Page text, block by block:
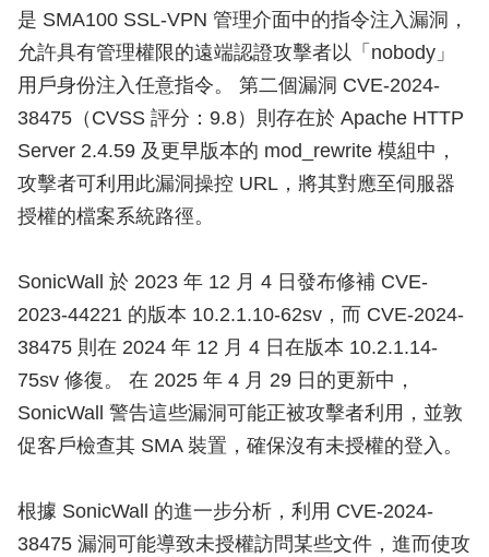
是 SMA100 SSL-VPN 管理介面中的指令注入漏洞，
允許具有管理權限的遠端認證攻擊者以「nobody」
用戶身份注入任意指令。 第二個漏洞 CVE-2024-
38475（CVSS 評分：9.8）則存在於 Apache HTTP
Server 2.4.59 及更早版本的 mod_rewrite 模組中，
攻擊者可利用此漏洞操控 URL，將其對應至伺服器
授權的檔案系統路徑。
SonicWall 於 2023 年 12 月 4 日發布修補 CVE-
2023-44221 的版本 10.2.1.10-62sv，而 CVE-2024-
38475 則在 2024 年 12 月 4 日在版本 10.2.1.14-
75sv 修復。 在 2025 年 4 月 29 日的更新中，
SonicWall 警告這些漏洞可能正被攻擊者利用，並敦
促客戶檢查其 SMA 裝置，確保沒有未授權的登入。
根據 SonicWall 的進一步分析，利用 CVE-2024-
38475 漏洞可能導致未授權訪問某些文件，進而使攻